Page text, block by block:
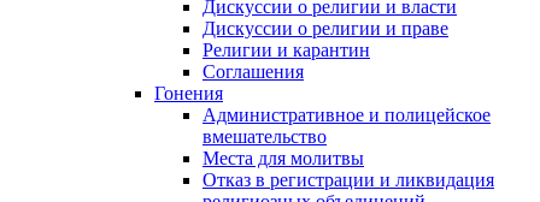
Дискуссии о религии и власти
Дискуссии о религии и праве
Религии и карантин
Соглашения
Гонения
Административное и полицейское
вмешательство
Места для молитвы
Отказ в регистрации и ликвидация